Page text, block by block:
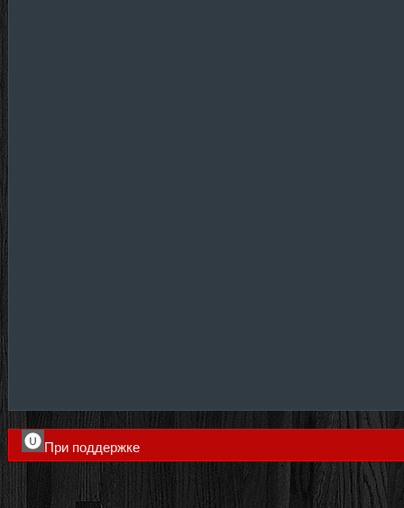
При поддержке